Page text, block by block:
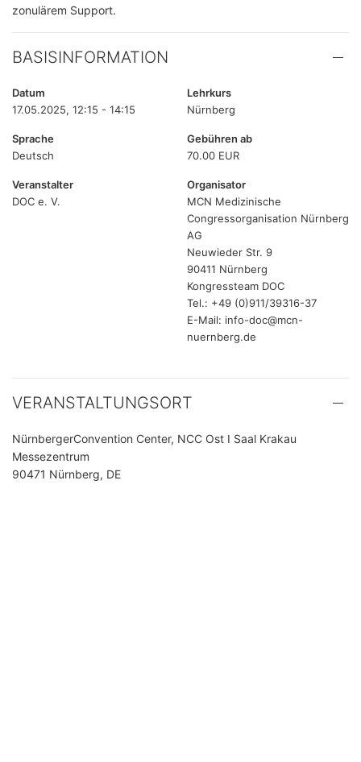
zonulärem Support.
BASISINFORMATION
Datum
17.05.2025, 12:15 - 14:15
Lehrkurs
Nürnberg
Sprache
Deutsch
Gebühren ab
70.00 EUR
Veranstalter
DOC e. V.
Organisator
MCN Medizinische
Congressorganisation Nürnberg
AG
Neuwieder Str. 9
90411 Nürnberg
Kongressteam DOC
Tel.: +49 (0)911/39316-37
E-Mail: info-doc@mcn-
nuernberg.de
VERANSTALTUNGSORT
NürnbergerConvention Center, NCC Ost I Saal Krakau
Messezentrum
90471 Nürnberg, DE